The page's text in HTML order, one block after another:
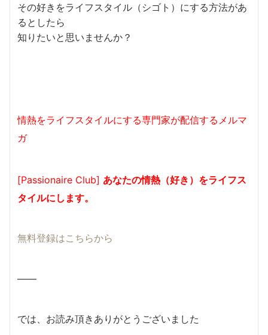
その好きをライフスタイル（シゴト）にする方法があ
るとしたら
知りたいと思いませんか？
情熱をライフスタイルにする専門家が配信するメルマ
ガ
[Passionaire Club] あなたの情熱（好き）をライフス
タイルにします。
無料登録はこちらから
——
では、お読み頂きありがとうございました